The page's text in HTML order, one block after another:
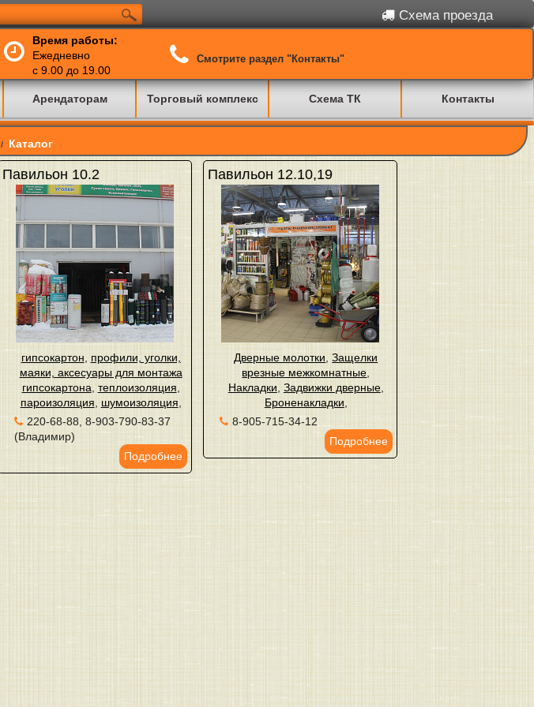
Схема проезда
Время работы:
Ежедневно
с 9.00 до 19.00
Смотрите раздел "Контакты"
Арендаторам Торговый комплекс Схема ТК Контакты
/ Каталог
Павильон 10.2
гипсокартон
профили, уголки,
маяки, аксесуары для монтажа
гипсокартона теплоизоляция
пароизоляция
шумоизоляция
220-68-88, 8-903-790-83-37
(Владимир)
Подробнее
Павильон 12.10,19
Дверные молотки ,Защелки
врезные межкомнатные
Накладки Задвижки дверные,
Броненакладки
8-905-715-34-12
Подробнее